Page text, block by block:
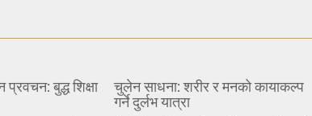
प्रवचन: बुद्ध शिक्षा
चुलेन साधना: शरीर र मनको कायाकल्प
गर्ने दुर्लभ यात्रा